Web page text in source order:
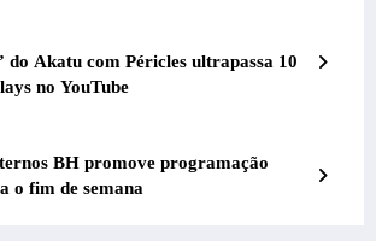
do Akatu com Péricles ultrapassa 10
no YouTube
BH promove programação
o fim de semana